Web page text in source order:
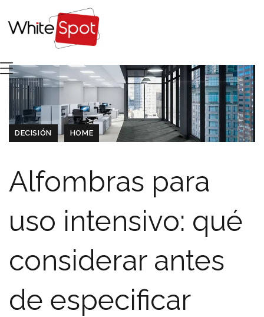
DECISIÓN HOME
Alfombras para
uso intensivo: qué
considerar antes
de especificar